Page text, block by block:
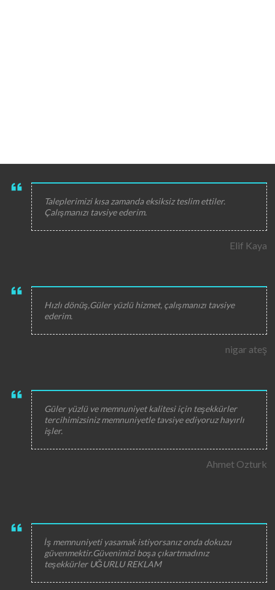
Taleplerimizi kısa zamanda eksiksiz teslim ettiler.
Çalışmanızı tavsiye ederim.
Elif Kaya
Hızlı dönüş,Güler yüzlü hizmet, çalışmanızı tavsiye
ederim.
nigar ateş
Güler yüzlü ve memnuniyet kalitesi için teşekkürler
tercihimizsiniz memnuniyetle tavsiye ediyoruz hayırlı
işler.
Ahmet Ozturk
İş memnuniyeti yasamak istiyorsanız onda dokuzu
güvenmektir.Güvenimizi boşa çıkartmadınız
teşekkürler UĞURLU REKLAM